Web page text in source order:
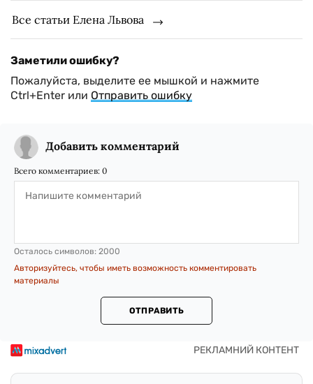
Все статьи Елена Львова
Заметили ошибку?
Пожалуйста, выделите ее мышкой и нажмите
Ctrl+Enter или Отправить ошибку
Добавить комментарий
Всего комментариев: 0
Осталось символов: 2000
Авторизуйтесь, чтобы иметь возможность комментировать
материалы
ОТПРАВИТЬ